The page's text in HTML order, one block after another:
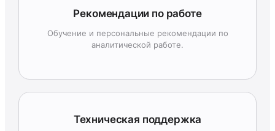
Рекомендации по работе
Обучение и персональные рекомендации по
аналитической работе.
Техническая поддержка